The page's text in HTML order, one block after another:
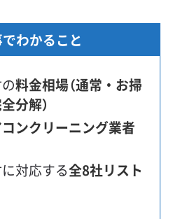
わかること
料金相場（通常・お掃
分解）
ンクリーニング業者
対応する全8社リスト